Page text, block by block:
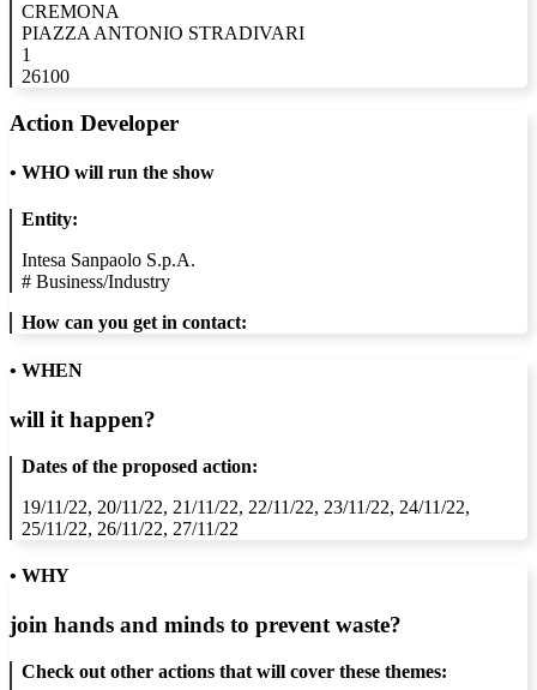
CREMONA
PIAZZA ANTONIO STRADIVARI
1
26100
Action Developer
• WHO will run the show
Entity:
Intesa Sanpaolo S.p.A.
# Business/Industry
How can you get in contact:
• WHEN
will it happen?
Dates of the proposed action:
19/11/22, 20/11/22, 21/11/22, 22/11/22, 23/11/22, 24/11/22,
25/11/22, 26/11/22, 27/11/22
• WHY
join hands and minds to prevent waste?
Check out other actions that will cover these themes: